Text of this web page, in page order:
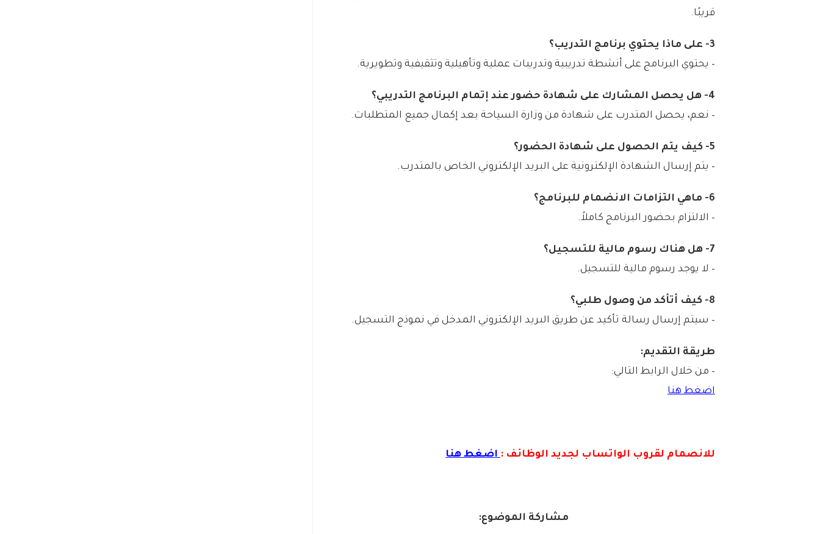
قريبًا.
3- على ماذا يحتوي برنامج التدريب؟
– يحتوي البرنامج على أنشطة تدريبية وتدريبات عملية وتأهيلية وتثقيفية وتطويرية.
4- هل يحصل المشارك على شهادة حضور عند إتمام البرنامج التدريبي؟
– نعم، يحصل المتدرب على شهادة من وزارة السياحة بعد إكمال جميع المتطلبات.
5- كيف يتم الحصول على شهادة الحضور؟
– يتم إرسال الشهادة الإلكترونية على البريد الإلكتروني الخاص بالمتدرب.
6- ماهي التزامات الانضمام للبرنامج؟
– الالتزام بحضور البرنامج كاملاً.
7- هل هناك رسوم مالية للتسجيل؟
– لا يوجد رسوم مالية للتسجيل.
8- كيف أتأكد من وصول طلبي؟
– سيتم إرسال رسالة تأكيد عن طريق البريد الإلكتروني المدخل في نموذج التسجيل.
طريقة التقديم:
– من خلال الرابط التالي:
اضغط هنا
للانصمام لقروب الواتساب لجديد الوظائف :اضغط هنا
مشاركة الموضوع: